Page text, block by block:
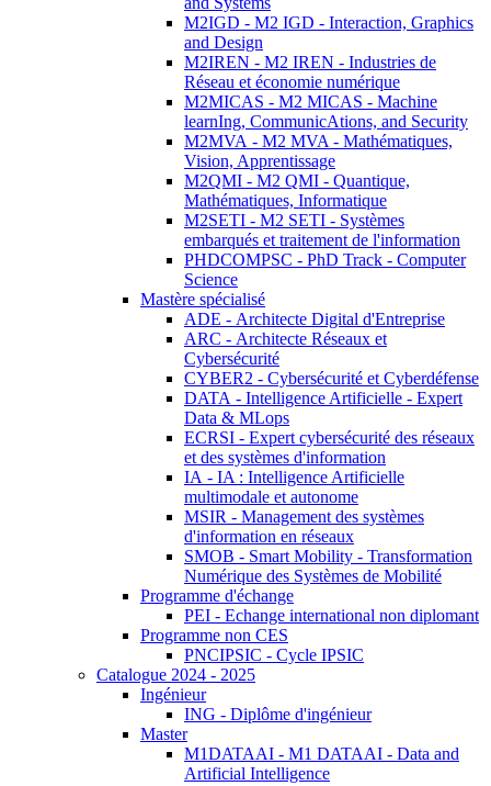
M2IGD - M2 IGD - Interaction, Graphics
and Design
M2IREN - M2 IREN - Industries de
Réseau et économie numérique
M2MICAS - M2 MICAS - Machine
learnIng, CommunicAtions, and Security
M2MVA - M2 MVA - Mathématiques,
Vision, Apprentissage
M2QMI - M2 QMI - Quantique,
Mathématiques, Informatique
M2SETI - M2 SETI - Systèmes
embarqués et traitement de l'information
PHDCOMPSC - PhD Track - Computer
Science
Mastère spécialisé
ADE - Architecte Digital d'Entreprise
ARC - Architecte Réseaux et
Cybersécurité
CYBER2 - Cybersécurité et Cyberdéfense
DATA - Intelligence Artificielle - Expert
Data & MLops
ECRSI - Expert cybersécurité des réseaux
et des systèmes d'information
IA - IA : Intelligence Artificielle
multimodale et autonome
MSIR - Management des systèmes
d'information en réseaux
SMOB - Smart Mobility - Transformation
Numérique des Systèmes de Mobilité
Programme d'échange
PEI - Echange international non diplomant
Programme non CES
PNCIPSIC - Cycle IPSIC
Catalogue 2024 - 2025
Ingénieur
ING - Diplôme d'ingénieur
Master
M1DATAAI - M1 DATAAI - Data and
Artificial Intelligence